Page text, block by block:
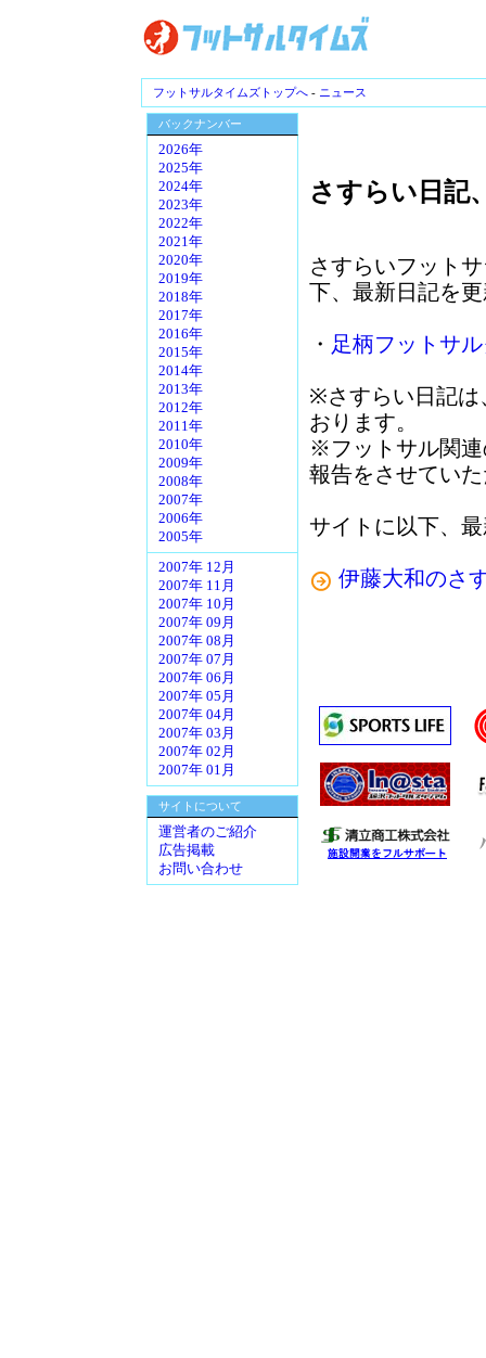
フットサルタイムズトップへ - ニュース
バックナンバー
2026年
2025年
2024年
2023年
2022年
2021年
2020年
2019年
2018年
2017年
2016年
2015年
2014年
2013年
2012年
2011年
2010年
2009年
2008年
2007年
2006年
2005年
2007年 12月
2007年 11月
2007年 10月
2007年 09月
2007年 08月
2007年 07月
2007年 06月
2007年 05月
2007年 04月
2007年 03月
2007年 02月
2007年 01月
サイトについて
運営者のご紹介
広告掲載
お問い合わせ
さすらい日記
さすらいフット
下、最新日記を
・ 足柄フットサ
※さすらい日記は
おります。
※フットサル関連
報告をさせてい
サイトに以下、
伊藤大和のさ